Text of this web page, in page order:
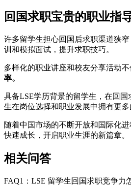
回国求职宝贵的职业指
许多留学生担心回国后求职渠道狭
训和模拟面试，提升求职技巧。
多样化的职业讲座和校友分享活动
率。
具备LSE学历背景的留学生，在回
生在岗位选择和职业发展中拥有更多
随着中国市场的不断开放和国际化
快速成长，开启职业生涯的新篇章。
相关问答
FAQ1：LSE 留学生回国求职竞争力